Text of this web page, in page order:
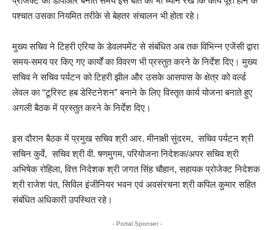
पश्चात उसका नियमित तरीके से बेहतर संचालन भी होता रहे।
मुख्य सचिव ने टिहरी एरिया के डेवलपमेंट से संबंधित अब तक विभिन्न एजेंसी द्वारा
समय-समय पर किए गए कार्यों का विवरण भी प्रस्तुत करने के निर्देश दिए। मुख्य
सचिव ने सचिव पर्यटन को टिहरी झील और उसके आसपास के क्षेत्र को वर्ल्ड
लेवल का “टूरिस्ट हब डेस्टिनेशन” बनाने के लिए विस्तृत कार्य योजना बनाते हुए
अगली बैठक में प्रस्तुत करने के निर्देश दिए।
इस दौरान बैठक में प्रमुख सचिव श्री आर. मीनाक्षी सुंदरम, सचिव पर्यटन श्री
सचिन कुर्वे, सचिव श्री वी. षणमुगम, परियोजना निदेशक/अपर सचिव श्री
अभिषेक रोहिला, वित्त निदेशक श्री जगत सिंह चौहान, सहायक प्रोजेक्ट निदेशक
श्री राजेश पंत, सिविल इंजीनियर भवन एवं अवसंरचना श्री कपिल कुमार सहित
संबंधित अधिकारी उपस्थित रहे।
- Portal Sponser -